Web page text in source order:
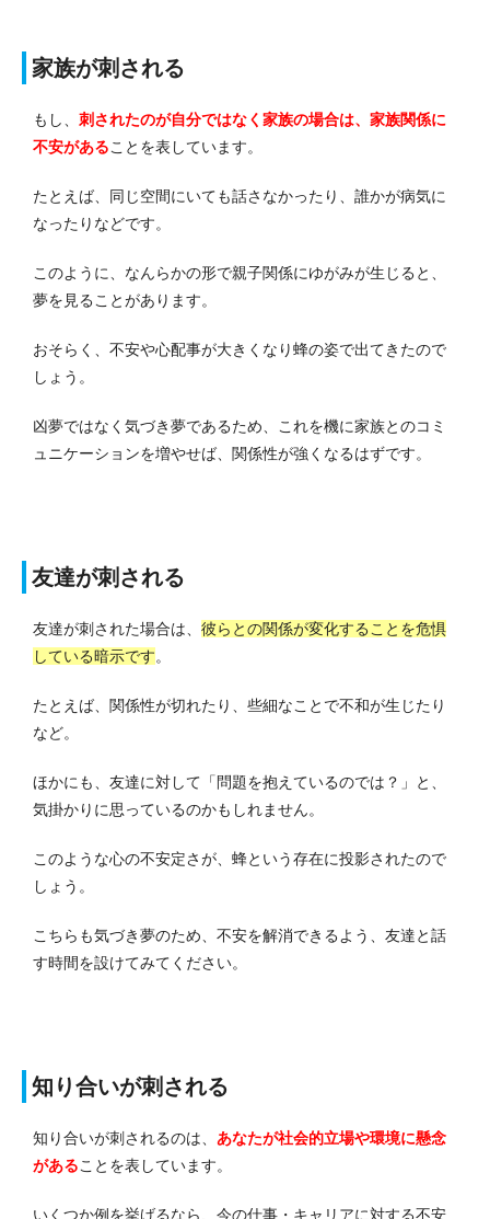
家族が刺される
もし、 刺されたのが自分ではなく家族の場合は、家族関係に
不安があることを表しています。
たとえば、同じ空間にいても話さなかったり、誰かが病気に
なったりなどです。
このように、なんらかの形で親子関係にゆがみが生じると、
夢を見ることがあります。
おそらく、不安や心配事が大きくなり蜂の姿で出てきたので
しょう。
凶夢ではなく気づき夢であるため、これを機に家族とのコミ
ュニケーションを増やせば、関係性が強くなるはずです。
友達が刺される
友達が刺された場合は、 彼らとの関係が変化することを危惧
している暗示です。
たとえば、関係性が切れたり、些細なことで不和が生じたり
など。
ほかにも、友達に対して「問題を抱えているのでは？」と、
気掛かりに思っているのかもしれません。
このような心の不安定さが、蜂という存在に投影されたので
しょう。
こちらも気づき夢のため、不安を解消できるよう、友達と話
す時間を設けてみてください。
知り合いが刺される
知り合いが刺されるのは、 あなたが社会的立場や環境に懸念
があることを表しています。
いくつか例を挙げるなら、今の仕事・キャリアに対する不安